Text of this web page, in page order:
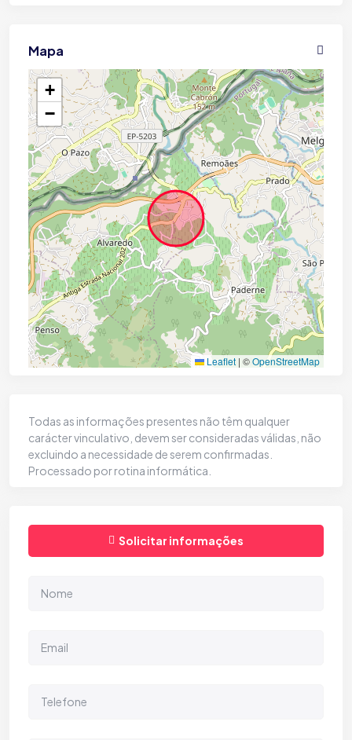
Mapa
+
−
Leaflet | ©OpenStreetMap
Todas as informações presentes não têm qualquer
carácter vinculativo, devem ser consideradas válidas, não
excluindo a necessidade de serem confirmadas.
Processado por rotina informática.
Solicitar informações